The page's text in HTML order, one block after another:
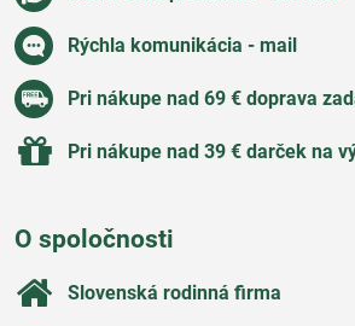
Rýchla komunikácia - mail
Pri nákupe nad 69 € doprava
Pri nákupe nad 39 € darček na
O spoločnosti
Slovenská rodinná firma